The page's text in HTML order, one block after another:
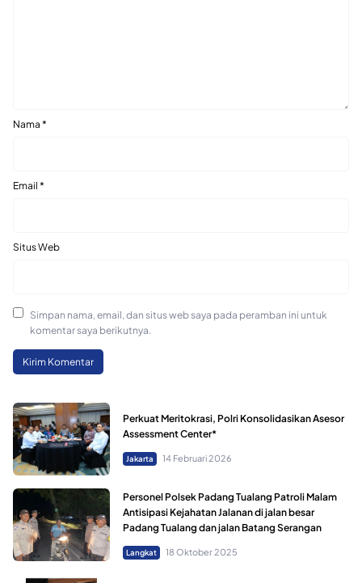
Nama *
Email *
Situs Web
Simpan nama, email, dan situs web saya pada peramban ini untuk
komentar saya berikutnya.
Perkuat Meritokrasi, Polri Konsolidasikan Asesor
Assessment Center*
Jakarta 14 Februari 2026
Personel Polsek Padang Tualang Patroli Malam
Antisipasi Kejahatan Jalanan di jalan besar
Padang Tualang dan jalan Batang Serangan
Langkat 18 Oktober 2025